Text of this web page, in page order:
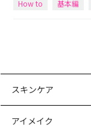
How to 基本編
スキンケア
アイメイク